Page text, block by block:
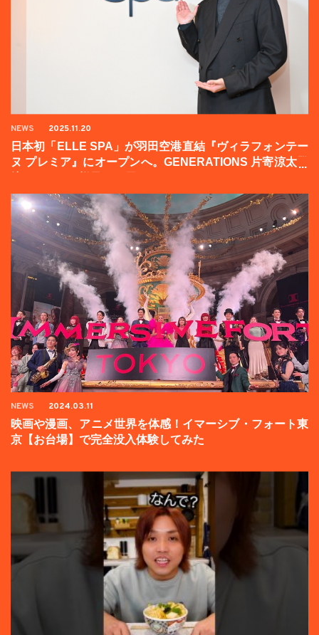
NEWS 2025.11.20
日本初「ELLE SPA」が羽田空港直結『ヴィラフォンテー
ヌ プレミア』にオープンへ。GENERATIONS 片寄涼太登
NEWS 2024.03.11
映画や漫画、アニメ世界を体感！イマーシブ・フォート東
京【お台場】で完全没入体験してみた